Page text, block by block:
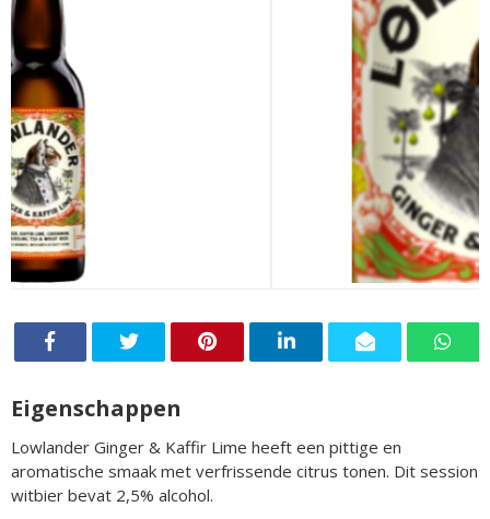
Eigenschappen
Lowlander Ginger & Kaffir Lime heeft een pittige en
aromatische smaak met verfrissende citrus tonen. Dit session
witbier bevat 2,5% alcohol.